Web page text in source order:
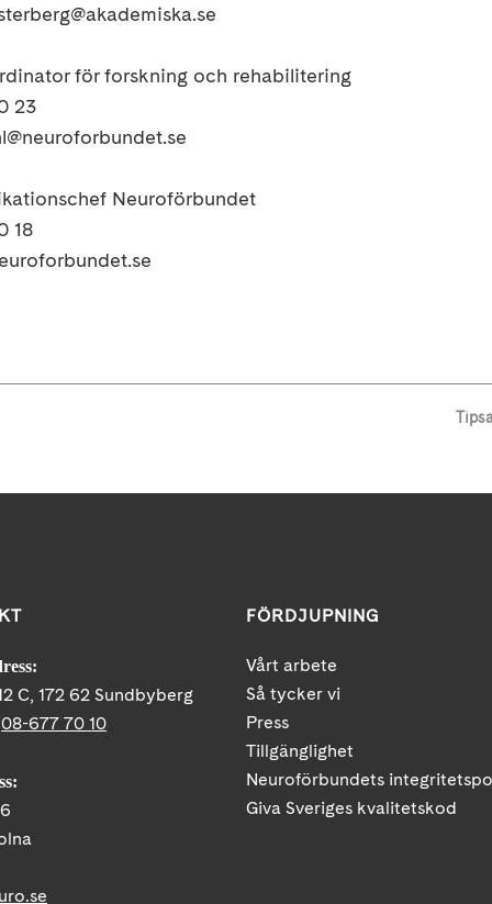
för forskning och rehabilitering
23
Neuroförbundet
18
C, 172 62 Sundbyberg
08-677 70 10
FÖRDJUPNING
Vårt arbete
Så tycker vi
Press
Tillgänglighet
Neuroförbundets
Giva Sveriges kvalitetskod